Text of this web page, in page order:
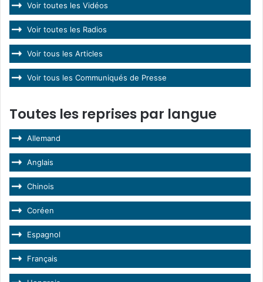
Voir toutes les Vidéos
Voir toutes les Radios
Voir tous les Articles
Voir tous les Communiqués de Presse
Toutes les reprises par langue
Allemand
Anglais
Chinois
Coréen
Espagnol
Français